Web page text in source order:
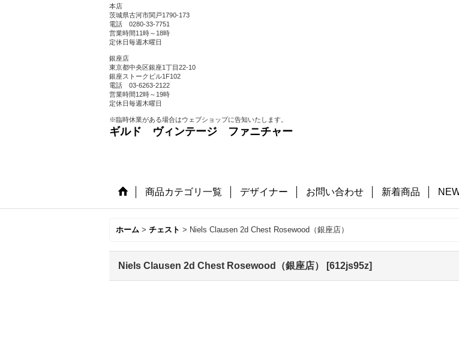
本店
茨城県古河市関戸1790-173
電話 0280-33-7751
営業時間11時～18時
定休日毎週木曜日
銀座店
東京都中央区銀座1丁目22-10
銀座ストークビル1F102
電話 03-6263-2122
営業時間12時～19時
定休日毎週木曜日
※臨時休業がある場合はウェブショップに告知いたします。
ギルド ヴィンテージ ファニチャー
商品カテゴリ一覧 デザイナー お問い合わせ 新着商品
ホーム > チェスト > Niels Clausen 2d Chest Rosewood（銀座店）
Niels Clausen 2d Chest Rosewood（銀座店） [612js95z]